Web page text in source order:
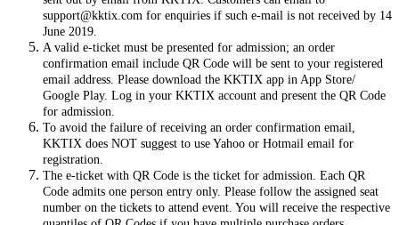
support@kktix.com for enquiries if such e-mail is not received by 14
June 2019.
A valid e-ticket must be presented for admission; an order
confirmation email include QR Code will be sent to your registered
email address. Please download the KKTIX app in App Store/
Google Play. Log in your KKTIX account and present the QR Code
for admission.
To avoid the failure of receiving an order confirmation email,
KKTIX does NOT suggest to use Yahoo or Hotmail email for
registration.
The e-ticket with QR Code is the ticket for admission. Each QR
Code admits one person entry only. Please follow the assigned seat
number on the tickets to attend event. You will receive the respective